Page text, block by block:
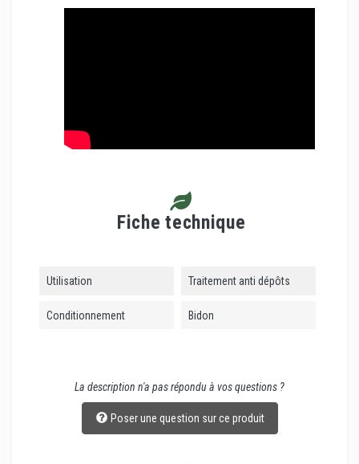
Fiche technique
Utilisation Traitement anti dépôts
Conditionnement Bidon
La description n'a pas répondu à vos questions ?
Poser une question sur ce produit